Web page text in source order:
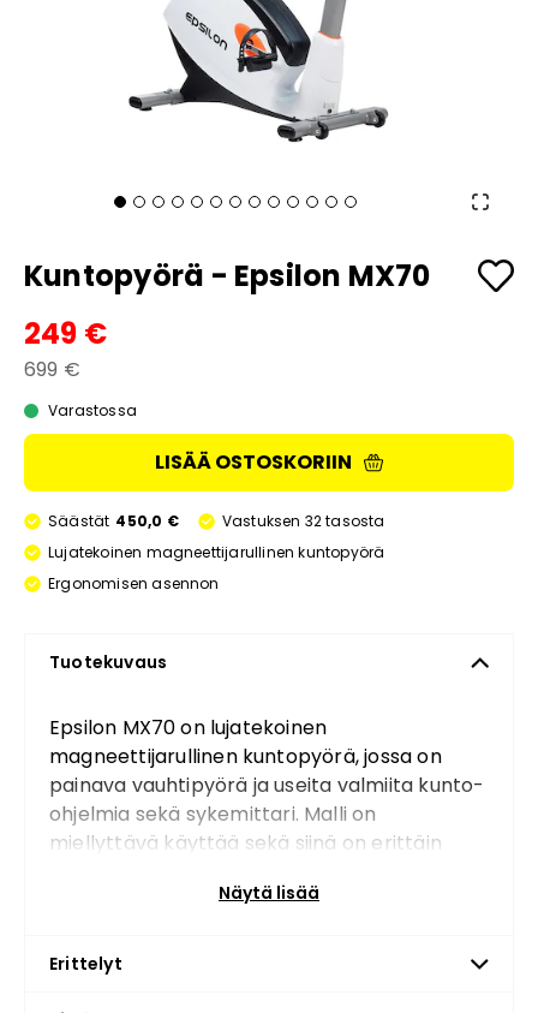
Kuntopyörä - Epsilon MX70
249 €
699 €
Varastossa
LISÄÄ OSTOSKORIIN
Säästät 450,0 €
Vastuksen 32 tasosta
Lujatekoinen magneettijarullinen kuntopyörä
Ergonomisen asennon
Tuotekuvaus
Epsilon MX70 on lujatekoinen
magneettijarullinen kuntopyörä, jossa on
painava vauhtipyörä ja useita valmiita kunto-
ohjelmia sekä sykemittari. Malli on
miellyttävä käyttää sekä siinä on erittäin
asennon löytämiseksi.
treeniohjemilla, sykemittarilla sekä hiljaisella
Näytä lisää
Erittelyt